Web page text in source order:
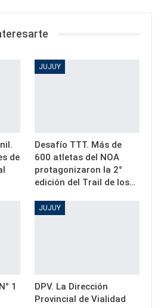
de
JUJUY
Desafío TTT. Más de
600 atletas del NOA
protagonizaron la 2°
edición del Trail de los…
1
JUJUY
DPV. La Dirección
Provincial de Vialidad